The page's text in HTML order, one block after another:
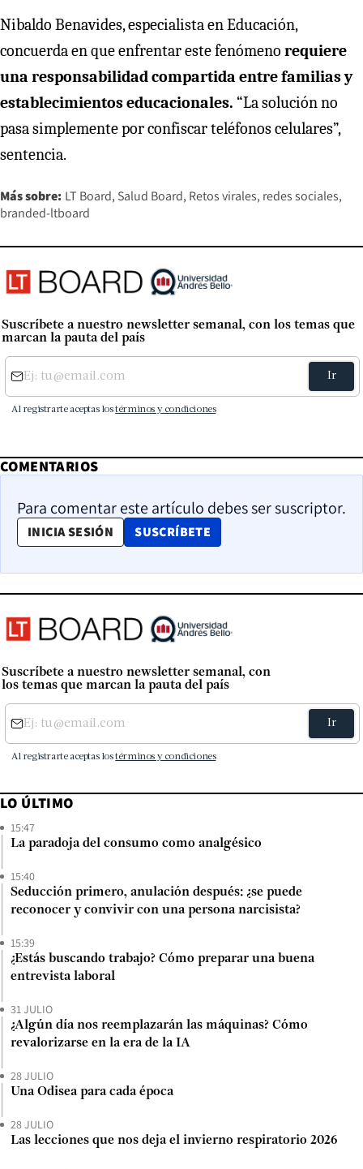
Nibaldo Benavides, especialista en Educación,
concuerda en que enfrentar este fenómeno requiere
una responsabilidad compartida entre familias y
establecimientos educacionales. “La solución no
pasa simplemente por confiscar teléfonos celulares”,
sentencia.
Más sobre: LT Board Salud Board Retos virales redes sociales
branded-ltboard
Suscríbete a nuestro newsletter semanal, con los temas que
marcan la pauta del país
COMENTARIOS
Para comentar este artículo debes ser suscriptor.
INICIA SESIÓN SUSCRÍBETE
OPENS IN NEW WINDOW
Suscríbete a nuestro newsletter semanal, con
los temas que marcan la pauta del país
LO ÚLTIMO
15:47
La paradoja del consumo como analgésico
15:40
Seducción primero, anulación después: ¿se puede
reconocer y convivir con una persona narcisista?
15:39
¿Estás buscando trabajo? Cómo preparar una buena
entrevista laboral
31 JULIO
¿Algún día nos reemplazarán las máquinas? Cómo
revalorizarse en la era de la IA
28 JULIO
Una Odisea para cada época
28 JULIO
Las lecciones que nos deja el invierno respiratorio 2026